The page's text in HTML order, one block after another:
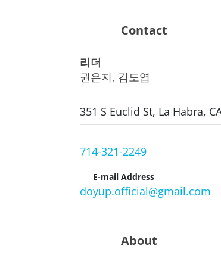
Contact
리더
권은지, 김도엽
351 S Euclid St, La Habra,
714-321-2249
E-mail Address
doyup.official@gmail.com
About